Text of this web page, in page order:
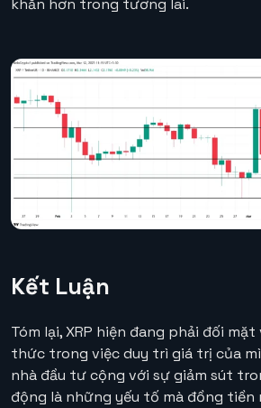
khăn hơn trong tương lai.
Kết Luận
Tóm lại, XRP hiện đang phải đối
thức trong việc duy trì giá trị của
nhà đầu tư cộng với sự giảm sút
động là những yếu tố mà đồng